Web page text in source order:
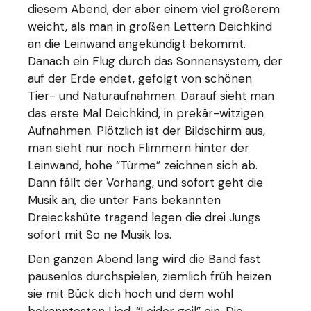
diesem Abend, der aber einem viel größerem
weicht, als man in großen Lettern Deichkind
an die Leinwand angekündigt bekommt.
Danach ein Flug durch das Sonnensystem, der
auf der Erde endet, gefolgt von schönen
Tier- und Naturaufnahmen. Darauf sieht man
das erste Mal Deichkind, in prekär-witzigen
Aufnahmen. Plötzlich ist der Bildschirm aus,
man sieht nur noch Flimmern hinter der
Leinwand, hohe “Türme” zeichnen sich ab.
Dann fällt der Vorhang, und sofort geht die
Musik an, die unter Fans bekannten
Dreieckshüte tragend legen die drei Jungs
sofort mit So ne Musik los.
Den ganzen Abend lang wird die Band fast
pausenlos durchspielen, ziemlich früh heizen
sie mit Bück dich hoch und dem wohl